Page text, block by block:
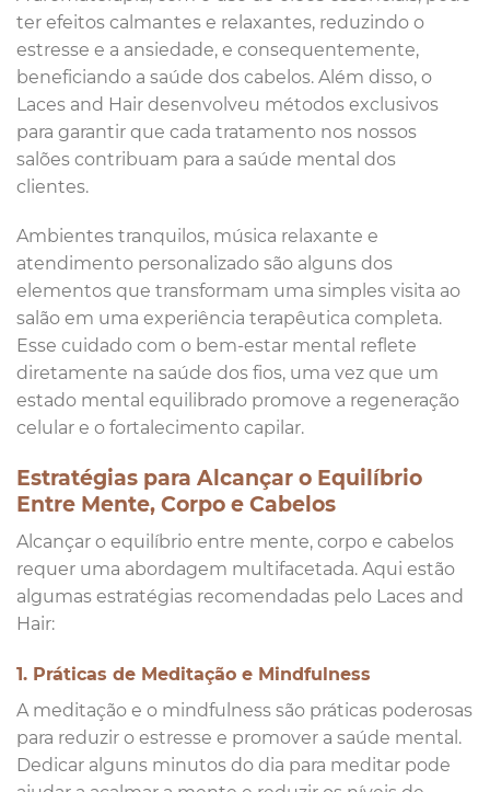
ter efeitos calmantes e relaxantes, reduzindo o
estresse e a ansiedade, e consequentemente,
beneficiando a saúde dos cabelos. Além disso, o
Laces and Hair desenvolveu métodos exclusivos
para garantir que cada tratamento nos nossos
salões contribuam para a saúde mental dos
clientes.
Ambientes tranquilos, música relaxante e
atendimento personalizado são alguns dos
elementos que transformam uma simples visita ao
salão em uma experiência terapêutica completa.
Esse cuidado com o bem-estar mental reflete
diretamente na saúde dos fios, uma vez que um
estado mental equilibrado promove a regeneração
celular e o fortalecimento capilar.
Estratégias para Alcançar o Equilíbrio
Entre Mente, Corpo e Cabelos
Alcançar o equilíbrio entre mente, corpo e cabelos
requer uma abordagem multifacetada. Aqui estão
algumas estratégias recomendadas pelo Laces and
Hair:
1. Práticas de Meditação e Mindfulness
A meditação e o mindfulness são práticas poderosas
para reduzir o estresse e promover a saúde mental.
Dedicar alguns minutos do dia para meditar pode